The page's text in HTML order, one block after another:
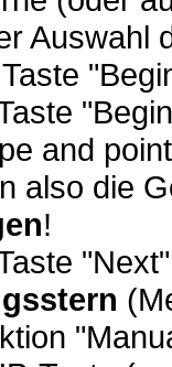
Auswahl
and
also die
!